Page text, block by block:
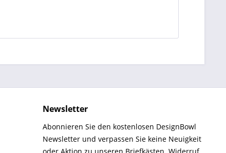
Newsletter
Abonnieren Sie den kostenlosen DesignBowl
Newsletter und verpassen Sie keine Neuigkeit
oder Aktion zu unseren Briefkästen. Widerruf